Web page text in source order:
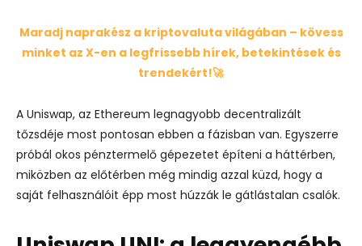
Maradj naprakész a kriptovaluta világában – kövess
minket az X-en a legfrissebb hírek, betekintések és
trendekért!🚀
A Uniswap, az Ethereum legnagyobb decentralizált
tőzsdéje most pontosan ebben a fázisban van. Egyszerre
próbál okos pénztermelő gépezetet építeni a háttérben,
miközben az előtérben még mindig azzal küzd, hogy a
saját felhasználóit épp most húzzák le gátlástalan csalók.